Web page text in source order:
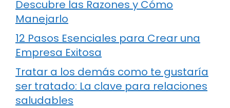
Descubre las Razones y Cómo
Manejarlo
12 Pasos Esenciales para Crear una
Empresa Exitosa
Tratar a los demás como te gustaría
ser tratado: La clave para relaciones
saludables